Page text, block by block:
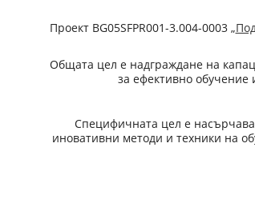
Проект BG05SFPR001-3.004-0003 „
Общата цел е надграждане на
за ефективно обучение
Специфичната цел е
иновативни методи и техники на